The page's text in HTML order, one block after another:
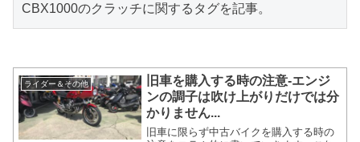
CBX1000のクラッチに関するタグを記事。
ライダー＆その他
旧車を購入する時の注意-エンジ
ンの調子は吹け上がりだけでは分
かりません...
旧車に限らず中古バイクを購入する時の